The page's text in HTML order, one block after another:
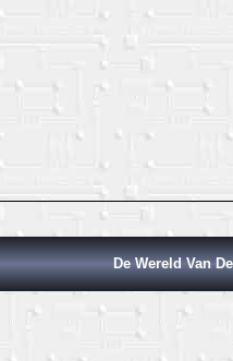
De Wereld Van